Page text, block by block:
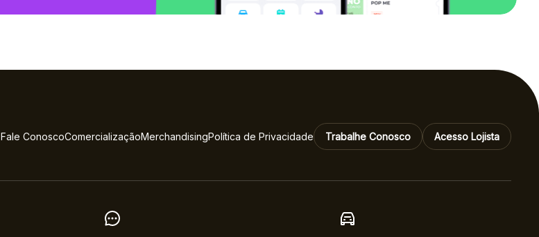
Fale ConoscoComercializaçãoMerchandisingPolítica de Privacidade Trabalhe Conosco Acesso Lojista